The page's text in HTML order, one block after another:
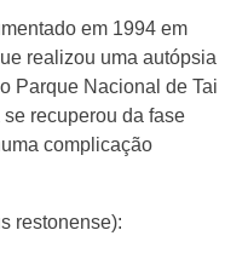
em 1994 em
realizou uma autópsia
Parque Nacional de Tai
se recuperou da fase
complicação
restonense):